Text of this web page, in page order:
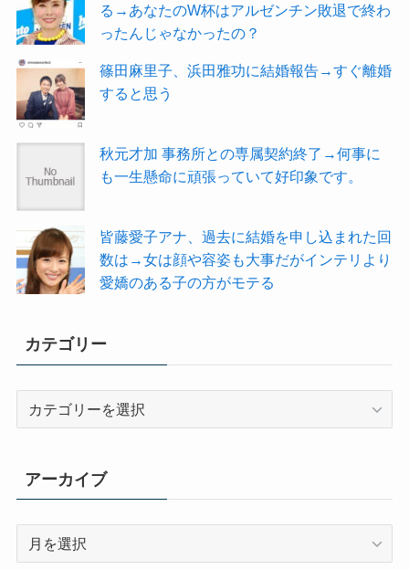
る→あなたのW杯はアルゼンチン敗退で終わ
ったんじゃなかったの？
篠田麻里子、浜田雅功に結婚報告→すぐ離婚
すると思う
秋元才加 事務所との専属契約終了→何事に
も一生懸命に頑張っていて好印象です。
皆藤愛子アナ、過去に結婚を申し込まれた回
数は→女は顔や容姿も大事だがインテリより
愛嬌のある子の方がモテる
カテゴリー
ー
アーカイブ